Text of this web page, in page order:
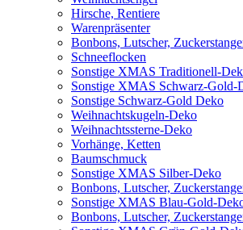
Hirsche, Rentiere
Warenpräsenter
Bonbons, Lutscher,
Schneeflocken
Sonstige XMAS Traditionell-
Sonstige XMAS Schwarz-Gold-
Sonstige Schwarz-Gold Deko
Weihnachtskugeln-Deko
Weihnachtssterne-Deko
Vorhänge, Ketten
Baumschmuck
Sonstige XMAS Silber-Deko
Bonbons, Lutscher,
Sonstige XMAS Blau-Gold-
Bonbons, Lutscher,